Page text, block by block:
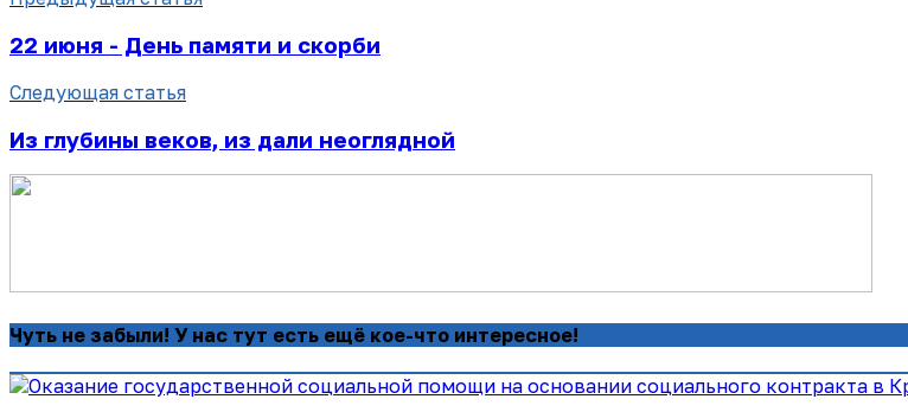
22 июня - День памяти и скорби
Следующая статья
Из глубины веков, из дали неоглядной
Чуть не забыли! У нас тут есть ещё кое-что интересное!